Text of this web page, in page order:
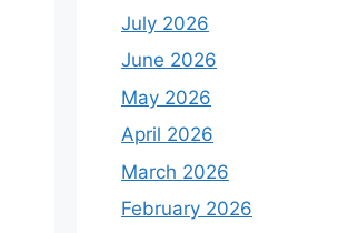
July 2026
June 2026
May 2026
April 2026
March 2026
February 2026